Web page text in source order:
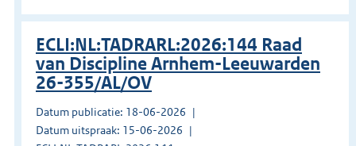
ECLI:NL:TADRARL:2026:144 Raad
van Discipline Arnhem-Leeuwarden
26-355/AL/OV
Datum publicatie: 18-06-2026
Datum uitspraak: 15-06-2026